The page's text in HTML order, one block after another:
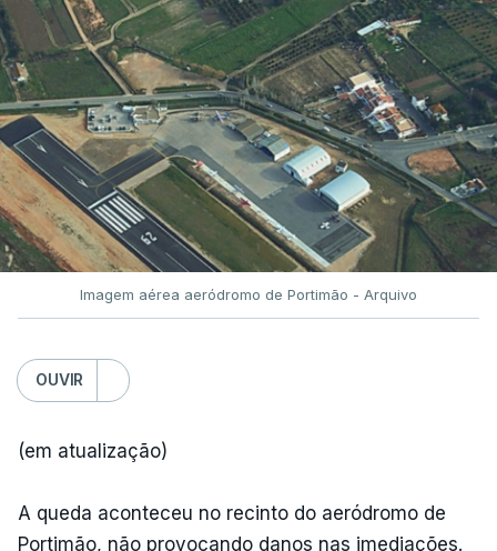
Imagem aérea aeródromo de Portimão - Arquivo
OUVIR
(em atualização)
A queda aconteceu no recinto do aeródromo de
Portimão, não provocando danos nas imediações.